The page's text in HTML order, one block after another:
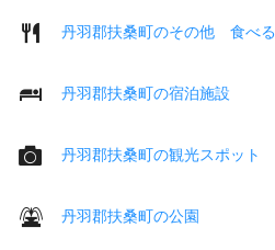
丹羽郡扶桑町のその他 食べる
丹羽郡扶桑町の宿泊施設
丹羽郡扶桑町の観光スポット
丹羽郡扶桑町の公園